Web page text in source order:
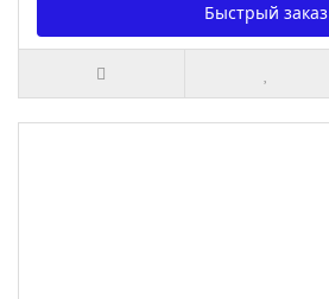
Быстрый заказ